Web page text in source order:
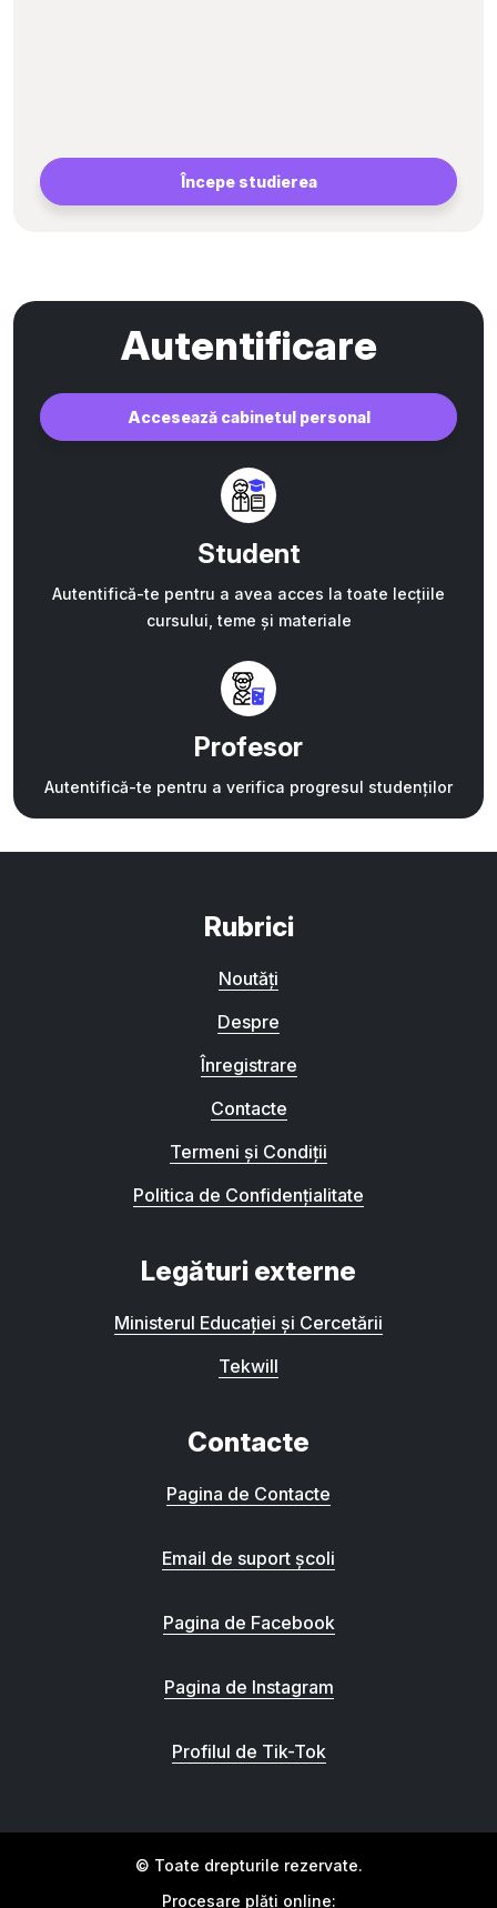
Începe studierea
Autentificare
Accesează cabinetul personal
Student
Autentifică-te pentru a avea acces la toate lecțiile
cursului, teme și materiale
Profesor
Autentifică-te pentru a verifica progresul studenților
Rubrici
Noutăți
Despre
Înregistrare
Contacte
Termeni și Condiții
Politica de Confidențialitate
Legături externe
Ministerul Educației și Cercetării
Tekwill
Contacte
Pagina de Contacte
Email de suport școli
Pagina de Facebook
Pagina de Instagram
Profilul de Tik-Tok
© Toate drepturile rezervate.
Procesare plăți online: